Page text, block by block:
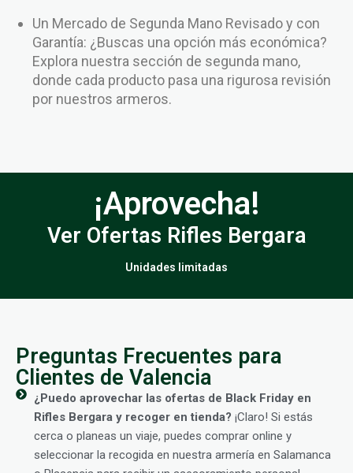
Un Mercado de Segunda Mano Revisado y con
Garantía: ¿Buscas una opción más económica?
Explora nuestra sección de segunda mano,
donde cada producto pasa una rigurosa revisión
por nuestros armeros.
¡Aprovecha!
Ver Ofertas Rifles Bergara
Unidades limitadas
Preguntas Frecuentes para
Clientes de Valencia
¿Puedo aprovechar las ofertas de Black Friday en
Rifles Bergara y recoger en tienda? ¡Claro! Si estás
cerca o planeas un viaje, puedes comprar online y
seleccionar la recogida en nuestra armería en Salamanca